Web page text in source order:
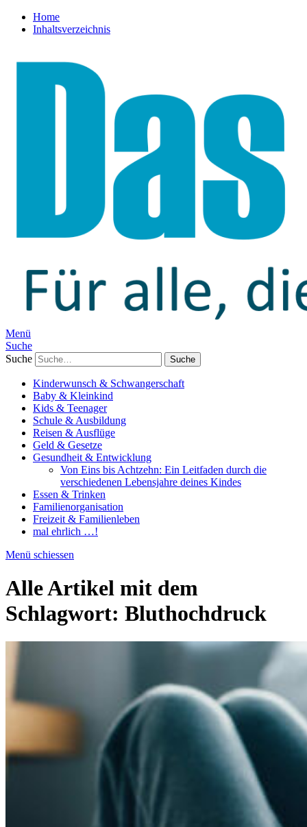
Home
Inhaltsverzeichnis
Menü
Suche
Suche
Kinderwunsch & Schwangerschaft
Baby & Kleinkind
Kids & Teenager
Schule & Ausbildung
Reisen & Ausflüge
Geld & Gesetze
Gesundheit & Entwicklung
Von Eins bis Achtzehn: Ein Leitfaden durch die
verschiedenen Lebensjahre deines Kindes
Essen & Trinken
Familienorganisation
Freizeit & Familienleben
mal ehrlich …!
Menü schiessen
Alle Artikel mit dem
Schlagwort: Bluthochdruck